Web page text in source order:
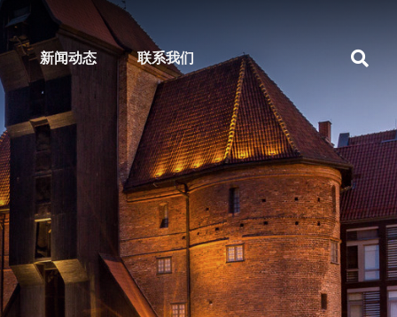
新闻动态 联系我们